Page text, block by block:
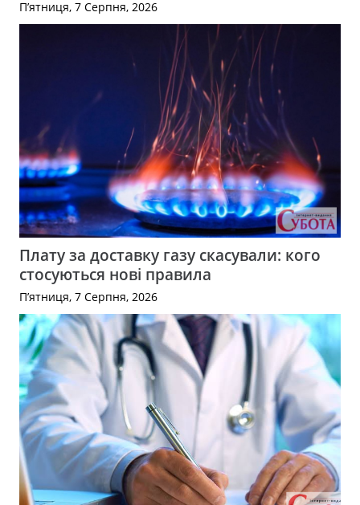
П’ятниця, 7 Серпня, 2026
Плату за доставку газу скасували: кого
стосуються нові правила
П’ятниця, 7 Серпня, 2026